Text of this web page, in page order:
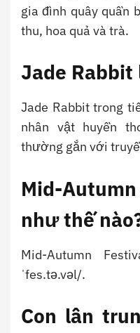
gia đình quây quần
thu, hoa quả và trà.
Jade Rabbit
Jade Rabbit trong
nhân vật huyền
thường gắn với
Mid-
như thế
Mid-Autumn
ˈfes.tə.vəl/.
Con lân